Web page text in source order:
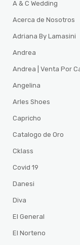
A & C Wedding
Acerca de Nosotros
Adriana By Lamasini
Andrea
Andrea | Venta Por
Angelina
Arles Shoes
Capricho
Catalogo de Oro
Cklass
Covid 19
Danesi
Diva
El General
El Norteno